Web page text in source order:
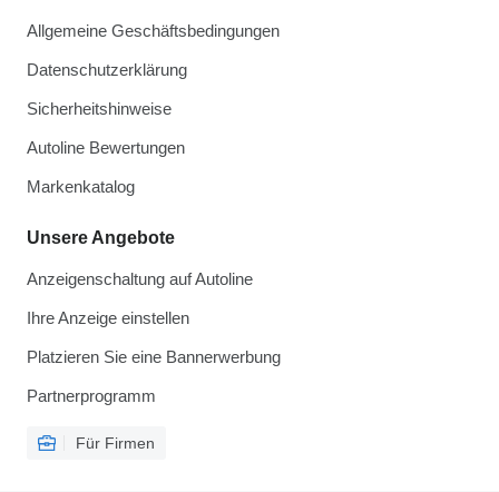
Allgemeine Geschäftsbedingungen
Datenschutzerklärung
Sicherheitshinweise
Autoline Bewertungen
Markenkatalog
Unsere Angebote
Anzeigenschaltung auf Autoline
Ihre Anzeige einstellen
Platzieren Sie eine Bannerwerbung
Partnerprogramm
Für Firmen